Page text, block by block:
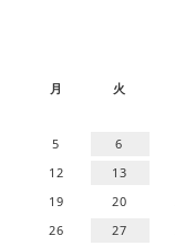
月 火
5
6
12
13
19
20
26
27